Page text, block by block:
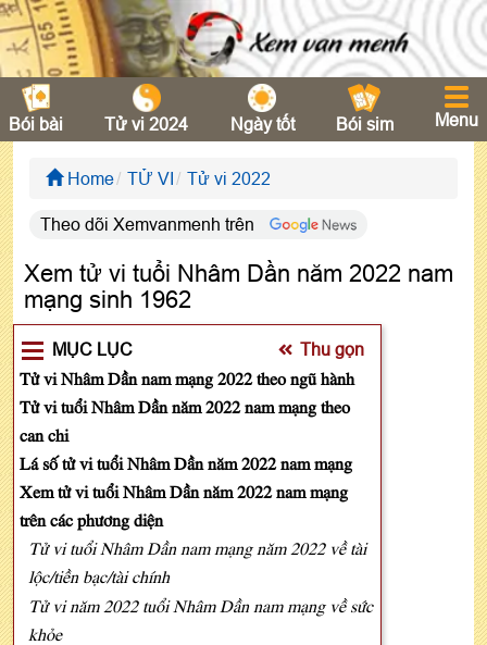
Bói bài Tử vi 2024 Ngày tốt Bói sim Menu
Home TỬ VI Tử vi 2022
Theo dõi Xemvanmenh trên
Xem tử vi tuổi Nhâm Dần năm 2022 nam
mạng sinh 1962
MỤC LỤC Thu gọn
Tử vi Nhâm Dần nam mạng 2022 theo ngũ hành
Tử vi tuổi Nhâm Dần năm 2022 nam mạng theo
can chi
Lá số tử vi tuổi Nhâm Dần năm 2022 nam mạng
Xem tử vi tuổi Nhâm Dần năm 2022 nam mạng
trên các phương diện
Tử vi tuổi Nhâm Dần nam mạng năm 2022 về tài
lộc/tiền bạc/tài chính
Tử vi năm 2022 tuổi Nhâm Dần nam mạng về sức
khỏe